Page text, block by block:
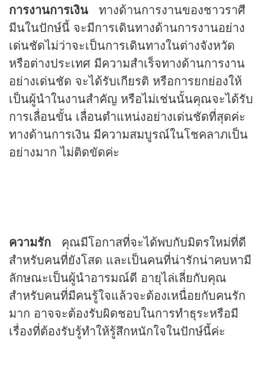
การงานการเงิน
ทางด้านการงานของชาวราศี
มีนในปักษ์นี้ จะมีการเดินทางด้านการงานอย่าง
เด่นชัดไม่ว่าจะเป็นการเดินทางในต่างจังหวัด
หรือต่างประเทศ มีความสำเร็จทางด้านการงาน
อย่างเด่นชัด จะได้รับเกียรติ หรือการยกย่องให้
เป็นผู้นำในงานสำคัญ หรือไม่เช่นนั้นคุณจะได้รับ
การเลื่อนขั้น เลื่อนตำแหน่งอย่างเด่นชัดที่สุดค่ะ
ทางด้านการเงิน มีความสมบูรณ์ในโชคลาภเป็น
อย่างมาก ไม่ติดขัดค่ะ
ความรัก คุณมีโอกาสที่จะได้พบกับมิตรใหม่ที่ดี
สำหรับคนที่ยังโสด และเป็นคนที่น่ารักน่าคบหามี
ลักษณะเป็นผู้นำอารมณ์ดี อายุไล่เลี่ยกับคุณ
สำหรับคนที่มีคนรู้ใจแล้วจะต้องเหนื่อยกับคนรัก
มาก อาจจะต้องรับผิดชอบในการทำธุระหรือมี
เรื่องที่ต้องรับรู้ทำให้รู้สึกหนักใจในปักษ์นี้ค่ะ